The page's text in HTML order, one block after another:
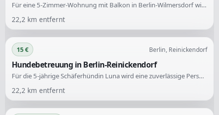
Für eine 5-Zimmer-Wohnung mit Balkon in Berlin-Wilmersdorf wird eine zuverlässige und zügig arbeitende Haushaltshilfe gesucht. Der Einsatz erfolgt zweimal im Monat mit jeweils etwa 10 Stunden Arbeitszeit.
22,2 km entfernt
15 € Berlin, Reinickendorf
Hundebetreuung in Berlin-Reinickendorf
Für die 5-jährige Schäferhündin Luna wird eine zuverlässige Person gesucht, die regelmäßig mit ihr spazieren geht oder sie anderweitig auslastet. Der Einsatz kann täglich oder mehrmals pro Woche erfolgen, bevorzugt im Auslaufgebiet Frohnau oder Stolper Feld.
22,2 km entfernt